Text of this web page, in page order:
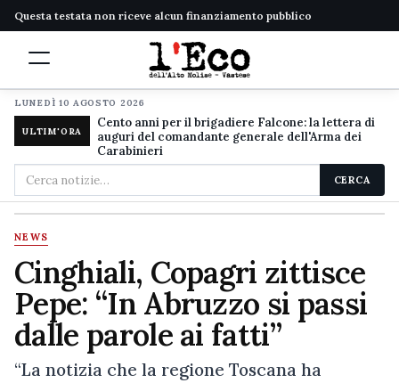
Questa testata non riceve alcun finanziamento pubblico
LUNEDÌ 10 AGOSTO 2026
ULTIM'ORA
Cento anni per il brigadiere Falcone: la lettera di
auguri del comandante generale dell'Arma dei
Carabinieri
Cerca
nel
sito
CERCA
NEWS
Cinghiali, Copagri zittisce
Pepe: “In Abruzzo si passi
dalle parole ai fatti”
“La notizia che la regione Toscana ha